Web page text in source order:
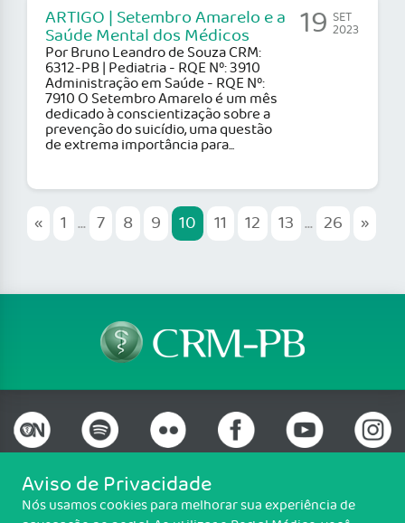
ARTIGO | Setembro Amarelo e a
Saúde Mental dos Médicos
Por Bruno Leandro de Souza CRM:
6312-PB | Pediatria - RQE Nº: 3910
Administração em Saúde - RQE Nº:
7910 O Setembro Amarelo é um mês
dedicado à conscientização sobre a
prevenção do suicídio, uma questão
de extrema importância para...
19 SET
2023
« 1 ... 7 8 9 10 11 12 13 ... 26 »
Telefone: (83) 3690-0707
Aviso de Privacidade
Nós usamos cookies para melhorar sua experiência de